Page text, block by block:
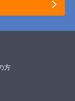
方